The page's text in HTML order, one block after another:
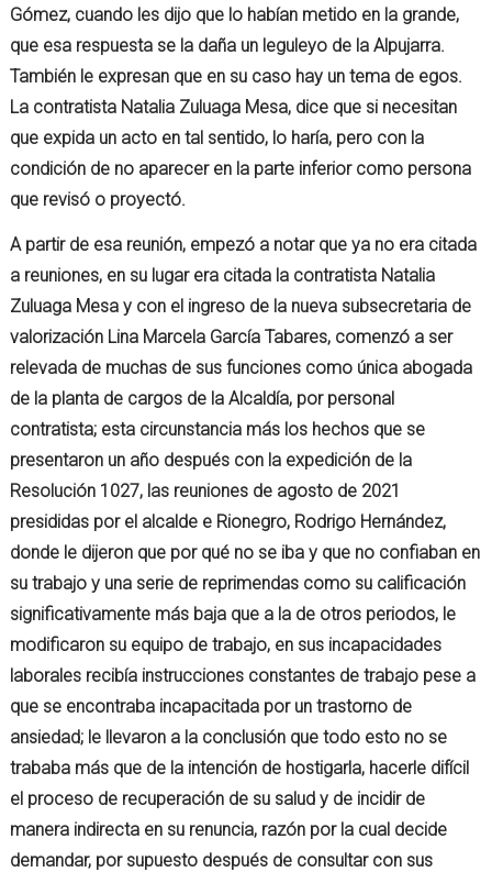
Gómez, cuando les dijo que lo habían metido en la grande,
que esa respuesta se la daña un leguleyo de la Alpujarra.
También le expresan que en su caso hay un tema de egos.
La contratista Natalia Zuluaga Mesa, dice que si necesitan
que expida un acto en tal sentido, lo haría, pero con la
condición de no aparecer en la parte inferior como persona
que revisó o proyectó.
A partir de esa reunión, empezó a notar que ya no era citada
a reuniones, en su lugar era citada la contratista Natalia
Zuluaga Mesa y con el ingreso de la nueva subsecretaria de
valorización Lina Marcela García Tabares, comenzó a ser
relevada de muchas de sus funciones como única abogada
de la planta de cargos de la Alcaldía, por personal
contratista; esta circunstancia más los hechos que se
presentaron un año después con la expedición de la
Resolución 1027, las reuniones de agosto de 2021
presididas por el alcalde e Rionegro, Rodrigo Hernández,
donde le dijeron que por qué no se iba y que no confiaban en
su trabajo y una serie de reprimendas como su calificación
significativamente más baja que a la de otros periodos, le
modificaron su equipo de trabajo, en sus incapacidades
laborales recibía instrucciones constantes de trabajo pese a
que se encontraba incapacitada por un trastorno de
ansiedad; le llevaron a la conclusión que todo esto no se
trababa más que de la intención de hostigarla, hacerle difícil
el proceso de recuperación de su salud y de incidir de
manera indirecta en su renuncia, razón por la cual decide
demandar, por supuesto después de consultar con sus